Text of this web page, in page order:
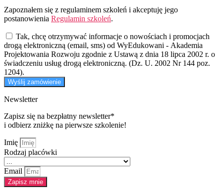
Zapoznałem się z regulaminem szkoleń i akceptuję jego
postanowienia Regulamin szkoleń.
Tak, chcę otrzymywać informacje o nowościach i promocjach
drogą elektroniczną (email, sms) od WyEdukowani - Akademia
Projektowania Rozwoju zgodnie z Ustawą z dnia 18 lipca 2002 r. o
świadczeniu usług drogą elektroniczną. (Dz. U. 2002 Nr 144 poz.
1204).
Wyślij zamówienie
Newsletter
Zapisz się na bezpłatny newsletter*
i odbierz zniżkę na pierwsze szkolenie!
Imię
Rodzaj placówki
Email
Zapisz mnie